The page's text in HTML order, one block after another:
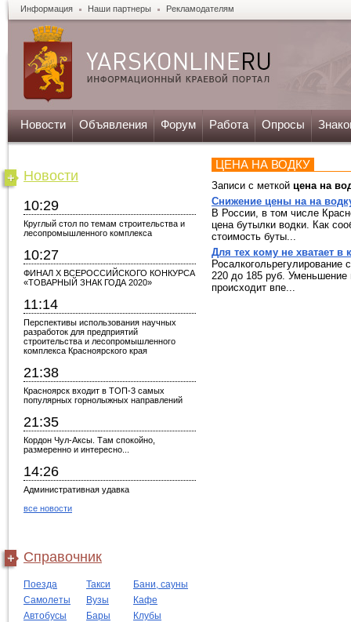
Информация Наши партнеры Рекламодателям
Новости Объявления Форум Работа Опросы
Новости
10:29
Круглый стол по темам строительства и
лесопромышленного комплекса
10:27
ФИНАЛ X ВСЕРОССИЙСКОГО КОНКУРСА
«ТОВАРНЫЙ ЗНАК ГОДА 2020»
11:14
Перспективы использования научных
разработок для предприятий
строительства и лесопромышленного
комплекса Красноярского края
21:38
Красноярск входит в ТОП-3 самых
популярных горнолыжных направлений
21:35
Кордон Чул-Аксы. Там спокойно,
размеренно и интересно...
14:26
Административная удавка
все новости
Справочник
Поезда Такси
Бани, сауны
Самолеты
Вузы
Кафе
Автобусы
Бары Клубы
ЦЕНА НА ВОДКУ
Записи с меткой цена на
Снижение цены на на
В России, в том числе
цена бутылки водки. Как
стоимость буты...
Для тех кому не хватает в
220 до 185 руб. Уменьшение
происходит впе...